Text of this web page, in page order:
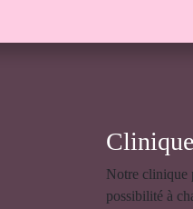
Notre clinique
possibilité à